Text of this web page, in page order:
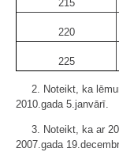
215
220
225
2. Noteikt, ka
2010.gada 5.janvārī.
3. Noteikt, ka ar
2007.gada